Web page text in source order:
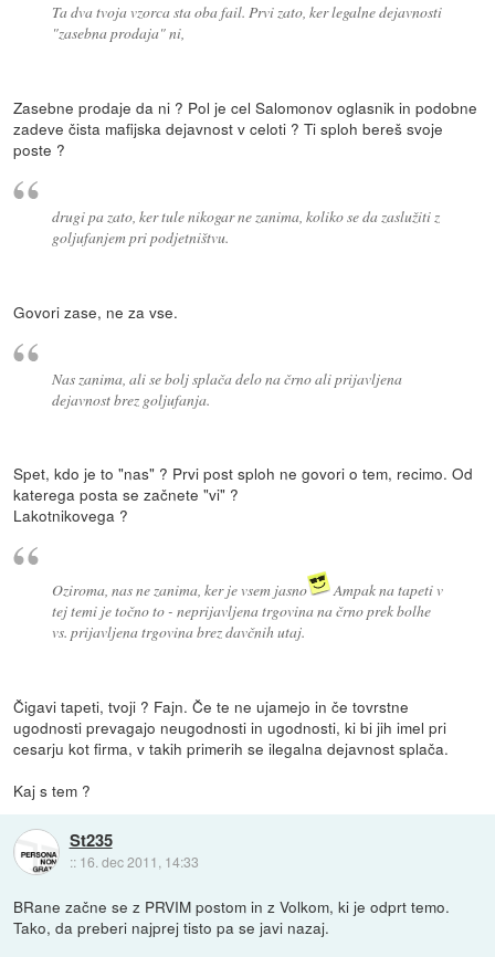
Ta dva tvoja vzorca sta oba fail. Prvi zato, ker legalne dejavnosti
"zasebna prodaja" ni,
Zasebne prodaje da ni ? Pol je cel Salomonov oglasnik in podobne
zadeve čista mafijska dejavnost v celoti ? Ti sploh bereš svoje
poste ?
drugi pa zato, ker tule nikogar ne zanima, koliko se da zaslužiti z
goljufanjem pri podjetništvu.
Govori zase, ne za vse.
Nas zanima, ali se bolj splača delo na črno ali prijavljena
dejavnost brez goljufanja.
Spet, kdo je to "nas" ? Prvi post sploh ne govori o tem, recimo. Od
katerega posta se začnete "vi" ?
Lakotnikovega ?
Oziroma, nas ne zanima, ker je vsem jasno
Ampak na tapeti v
tej temi je točno to - neprijavljena trgovina na črno prek bolhe
vs. prijavljena trgovina brez davčnih utaj.
Čigavi tapeti, tvoji ? Fajn. Če te ne ujamejo in če tovrstne
ugodnosti prevagajo neugodnosti in ugodnosti, ki bi jih imel pri
cesarju kot firma, v takih primerih se ilegalna dejavnost splača.
Kaj s tem ?
St235
:: 16. dec 2011, 14:33
BRane začne se z PRVIM postom in z Volkom, ki je odprt temo.
Tako, da preberi najprej tisto pa se javi nazaj.